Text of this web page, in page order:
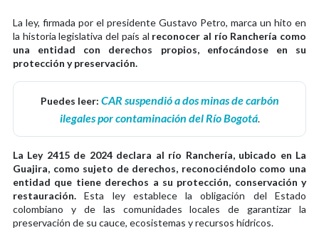
La ley, firmada por el presidente Gustavo Petro, marca un hito en
la historia legislativa del país al reconocer al río Ranchería como
una entidad con derechos propios, enfocándose en su
protección y preservación.
Puedes leer: CAR suspendió a dos minas de carbón
ilegales por contaminación del Río Bogotá.
La Ley 2415 de 2024 declara al río Ranchería, ubicado en La
Guajira, como sujeto de derechos, reconociéndolo como una
entidad que tiene derechos a su protección, conservación y
restauración. Esta ley establece la obligación del Estado
colombiano y de las comunidades locales de garantizar la
preservación de su cauce, ecosistemas y recursos hídricos.